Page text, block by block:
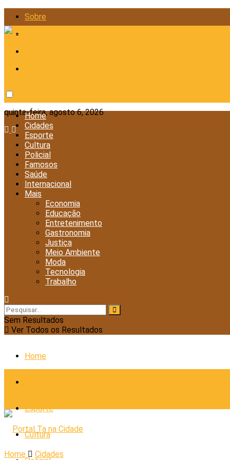
Sobre
quinta-feira, agosto 6, 2026
Home
Cidades
Esporte
Cultura
Policial
Famosos
Saúde
Internacional
Mais
Economia
Educação
Entretenimento
Gastronomia
Justiça
Meio Ambiente
Moda
Tecnologia
Trabalho
Sem Resultados
Ver Todos os Resultados
Home
Esporte
Cultura
Home Cidades